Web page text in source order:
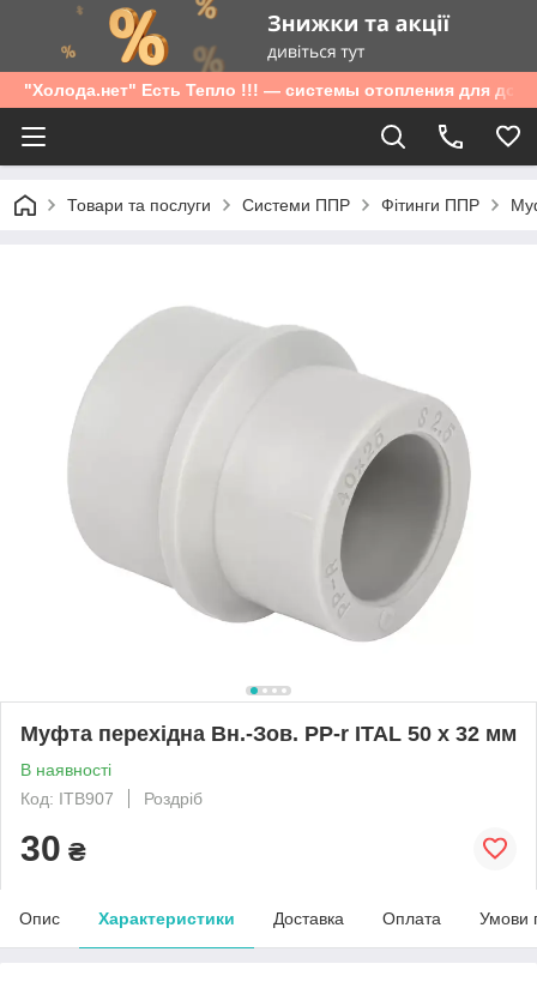
"Холода.нет" Есть Тепло !!! — системы отопления для дома
Товари та послуги Системи ППР Фітинги ППР
Муфта перехідна Вн.-Зов. PP-r ITAL 50 x 32 мм
В наявності
Код: ITB907
Роздріб
30 ₴
Опис Характеристики Доставка Оплата Умови